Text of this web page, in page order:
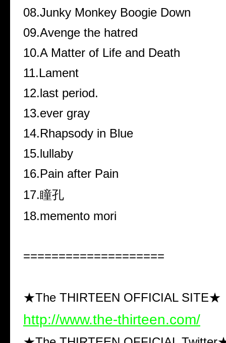
08.Junky Monkey Boogie Down
09.Avenge the hatred
10.A Matter of Life and Death
11.Lament
12.last period.
13.ever gray
14.Rhapsody in Blue
15.lullaby
16.Pain after Pain
17.瞳孔
18.memento mori
====================
★The THIRTEEN OFFICIAL SITE★
http://www.the-thirteen.com/